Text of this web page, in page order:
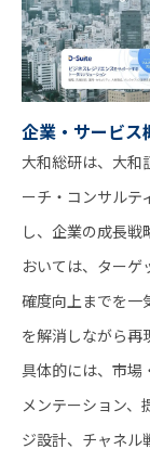
企業・サービス
大和総研は、大和
ーチ・コンサルテ
し、企業の成長
おいては、ターゲ
確度向上までを一
を解消しながら再
具体的には、市場
メンテーション、
ジ設計、チャネル